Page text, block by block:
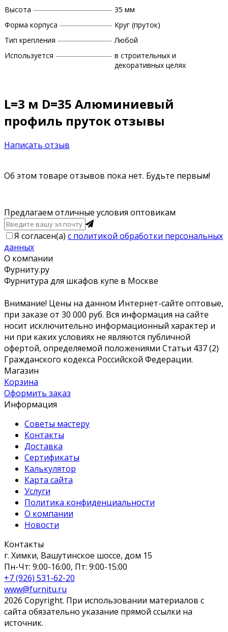
Высота
35 мм
Форма корпуса
Круг (пруток)
Тип крепления
Любой
Используется
в строительных и
декоративных целях
L=3 м D=35 Алюминиевый
профиль пруток отзывы
Написать отзыв
Об этом товаре отзывов пока нет. Будьте первым!
Предлагаем отличные условия оптовикам
Я согласен(a) с политикой обработки персональных
данных
О компании
Фурниту.ру
Фурнитура для шкафов купе в Москве
Внимание! Цены на данном Интернет-сайте оптовые,
при заказе от 30 000 руб. Вся информация на сайте
носит исключительно информационный характер и
ни при каких условиях не являются публичной
офертой, определяемой положениями Статьи 437 (2)
Гражданского кодекса Российской Федерации.
Магазин
Корзина
Оформить заказ
Информация
Советы мастеру
Контакты
Доставка
Сертификаты
Калькулятор
Карта сайта
Услуги
Политика конфиденциальности
О компании
Новости
Контакты
г. Химки, Вашутинское шоссе, дом 15
Пн-Чт: 9:00-16:00, Пт: 9:00-15:00
+7 (926) 531-62-20
www@furnitu.ru
2026 Copyright. При использовании материалов с
сайта обязательно указание прямой ссылки на
источник.